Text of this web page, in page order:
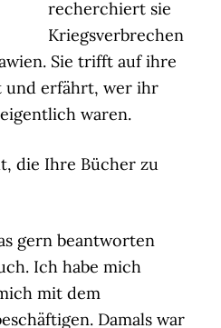
recherchiert sie
Kriegsverbrechen
Sie trifft auf ihre
und erfährt, wer ihr
waren.
die Ihre Bücher zu
gern beantworten
Ich habe mich
mit dem
Damals war